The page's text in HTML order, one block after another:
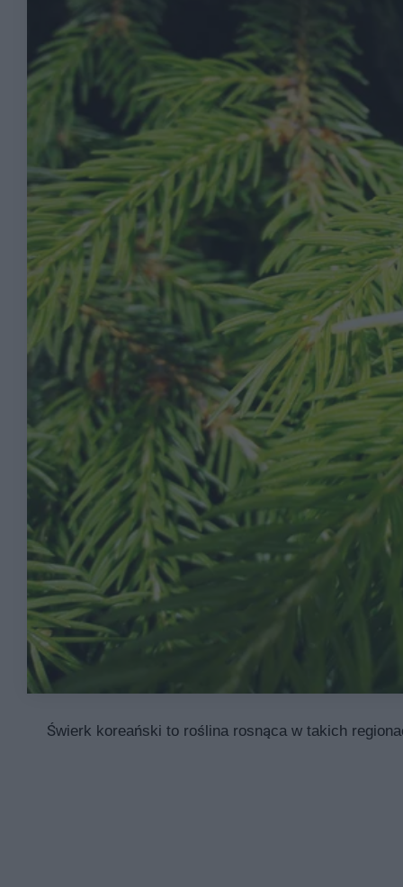
Świerk koreański to roślina rosnąca w takich